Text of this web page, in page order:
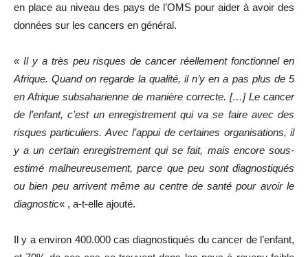
en place au niveau des pays de l’OMS pour aider à avoir des
données sur les cancers en général.
« Il y a très peu risques de cancer réellement fonctionnel en
Afrique. Quand on regarde la qualité, il n’y en a pas plus de 5
en Afrique subsaharienne de manière correcte. […] Le cancer
de l’enfant, c’est un enregistrement qui va se faire avec des
risques particuliers. Avec l’appui de certaines organisations, il
y a un certain enregistrement qui se fait, mais encore sous-
estimé malheureusement, parce que peu sont diagnostiqués
ou bien peu arrivent même au centre de santé pour avoir le
diagnostic« , a-t-elle ajouté.
Il y a environ 400.000 cas diagnostiqués du cancer de l’enfant,